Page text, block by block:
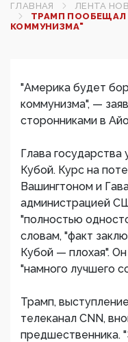
ГЛАВНАЯ
ЛЕНТА
ТРАМП ПООБЕЩАЛ
КОММУНИЗМА"
"Америка будет
коммунизма", —
сторонниками в
Глава государства
Кубой. Курс на
Вашингтоном и
администрацией
"полностью
словам, "факт
Кубой — плохая".
"намного лучшего
Трамп,
телеканал CNN,
предшественника.